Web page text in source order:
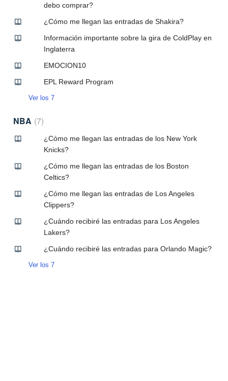
debo comprar?
¿Cómo me llegan las entradas de Shakira?
Información importante sobre la gira de ColdPlay en
Inglaterra
EMOCION10
EPL Reward Program
Ver los 7
NBA 7
¿Cómo me llegan las entradas de los New York
Knicks?
¿Cómo me llegan las entradas de los Boston
Celtics?
¿Cómo me llegan las entradas de Los Angeles
Clippers?
¿Cuándo recibiré las entradas para Los Angeles
Lakers?
¿Cuándo recibiré las entradas para Orlando Magic?
Ver los 7